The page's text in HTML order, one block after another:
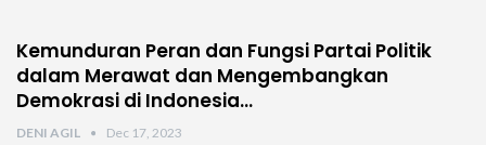
Kemunduran Peran dan Fungsi Partai Politik
dalam Merawat dan Mengembangkan
Demokrasi di Indonesia…
DENI AGIL Dec 17, 2023